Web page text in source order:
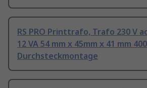
RS PRO Printtrafo, Trafo 230 V
12 VA 54 mm x 45mm x 41 mm
Durchsteckmontage